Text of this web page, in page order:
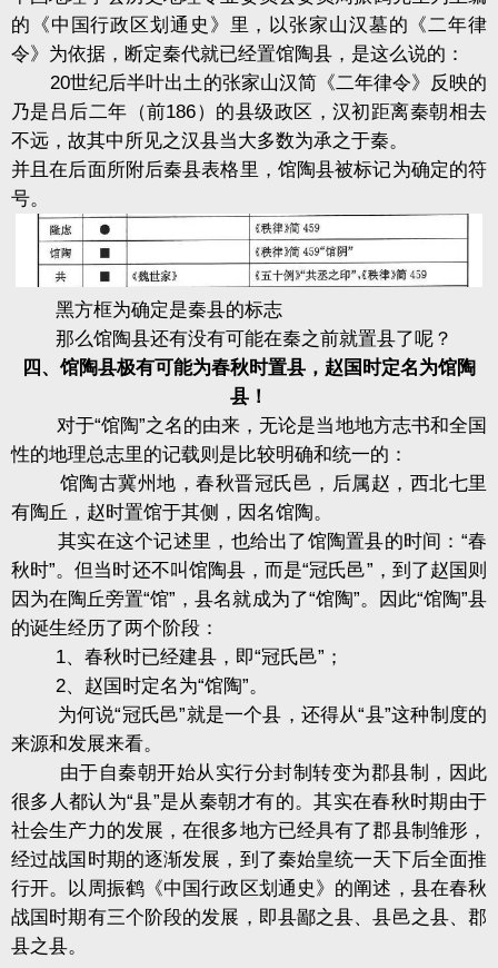
的《中国行政区划通史》里，以张家山汉墓的《二年律
令》为依据，断定秦代就已经置馆陶县，是这么说的：
20世纪后半叶出土的张家山汉简《二年律令》反映的
乃是吕后二年（前186）的县级政区，汉初距离秦朝相去
不远，故其中所见之汉县当大多数为承之于秦。
并且在后面所附后秦县表格里，馆陶县被标记为确定的符
号。
黑方框为确定是秦县的标志
那么馆陶县还有没有可能在秦之前就置县了呢？
四、馆陶县极有可能为春秋时置县，赵国时定名为馆陶
县！
对于“馆陶”之名的由来，无论是当地地方志书和全国
性的地理总志里的记载则是比较明确和统一的：
馆陶古冀州地，春秋晋冠氏邑，后属赵，西北七里
有陶丘，赵时置馆于其侧，因名馆陶。
其实在这个记述里，也给出了馆陶置县的时间：“春
秋时”。但当时还不叫馆陶县，而是“冠氏邑”，到了赵国则
因为在陶丘旁置“馆”，县名就成为了“馆陶”。因此“馆陶”县
的诞生经历了两个阶段：
1、春秋时已经建县，即“冠氏邑”；
2、赵国时定名为“馆陶”。
为何说“冠氏邑”就是一个县，还得从“县”这种制度的
来源和发展来看。
由于自秦朝开始从实行分封制转变为郡县制，因此
很多人都认为“县”是从秦朝才有的。其实在春秋时期由于
社会生产力的发展，在很多地方已经具有了郡县制雏形，
经过战国时期的逐渐发展，到了秦始皇统一天下后全面推
行开。以周振鹤《中国行政区划通史》的阐述，县在春秋
战国时期有三个阶段的发展，即县鄙之县、县邑之县、郡
县之县。